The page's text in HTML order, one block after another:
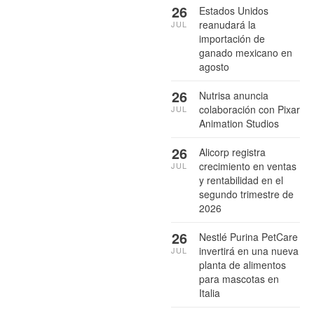
Estados Unidos
reanudará la
importación de
ganado mexicano en
agosto
26
JUL
Nutrisa anuncia
colaboración con Pixar
Animation Studios
26
JUL
Alicorp registra
crecimiento en ventas
y rentabilidad en el
segundo trimestre de
2026
26
JUL
Nestlé Purina PetCare
invertirá en una nueva
planta de alimentos
para mascotas en
Italia
26
JUL